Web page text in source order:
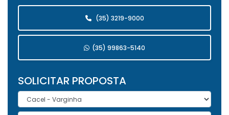
(35) 3219-9000
(35) 99863-5140
SOLICITAR PROPOSTA